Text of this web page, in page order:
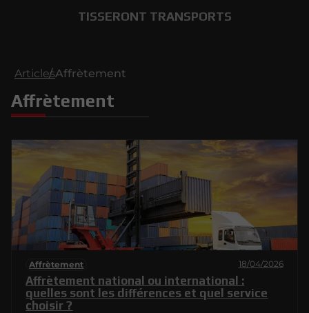
TISSERONT TRANSPORTS
ArticlesAffrètement
Affrètement
Affrètement 18/04/2026
Affrètement national ou international :
quelles sont les différences et quel service
choisir ?